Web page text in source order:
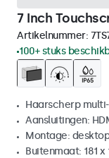
7 Inch
Artikelnummer:
100+ stuks
Haarscherp
Aansluitingen:
Montage:
Buitenmaat: 181 x